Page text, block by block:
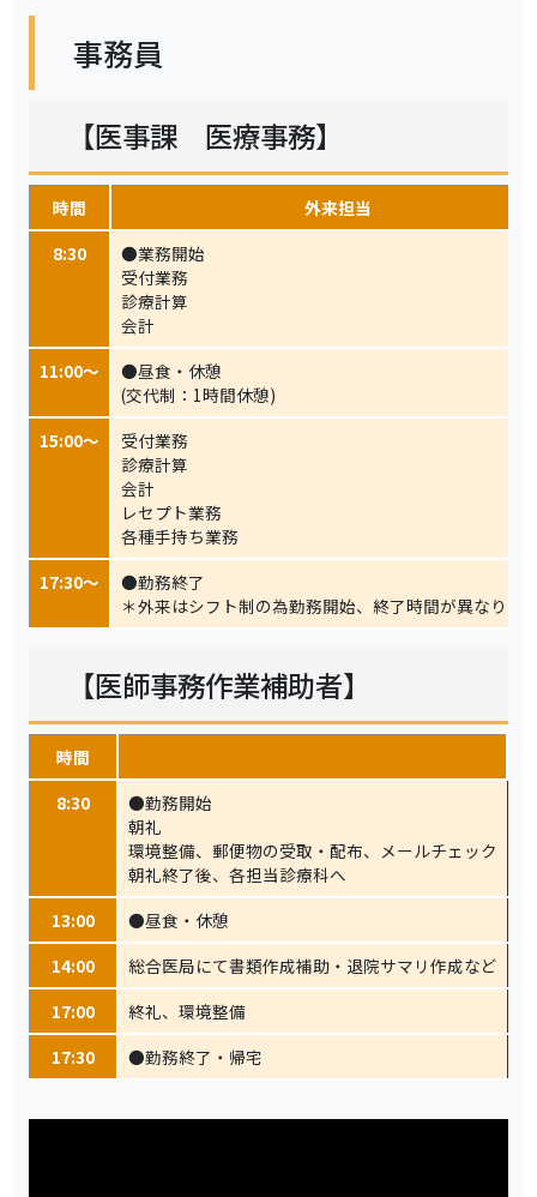
事務員
【医事課 医療事務】
時間
外来担当
8:30
●業務開始
受付業務
診療計算
会計
11:00〜
●昼食・休憩
(交代制：1時間休憩)
15:00〜
受付業務
診療計算
会計
レセプト業務
各種手持ち業務
17:30〜
●勤務終了
＊外来はシフト制の為勤務開始、終了時間が異なりま
【医師事務作業補助者】
時間
8:30
●勤務開始
朝礼
環境整備、郵便物の受取・配布、メールチェック
朝礼終了後、各担当診療科へ
13:00
●昼食・休憩
14:00
総合医局にて書類作成補助・退院サマリ作成など
17:00
終礼、環境整備
17:30
●勤務終了・帰宅